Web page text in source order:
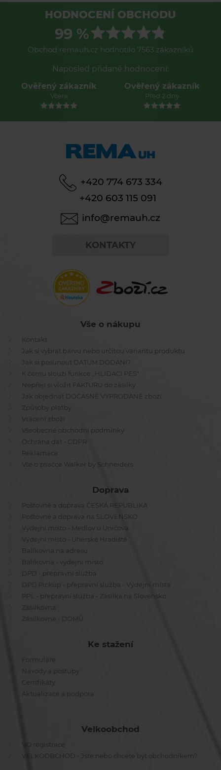
HODNOCENÍ OBCHODU
99 %
Obchod remauh.cz hodnotilo 7563 zákazníků
Naposled přidané hodnocení:
Ověřený zákazník
Před 2 dny
Ověřený zákazník
Před 2 dny
+420 774 673 334
+420 603 115 091
info@remauh.cz
KONTAKTY
Vše o nákupu
Kontakt
Jak si vybrat barvu nebo určitou variantu produktu
Jak si posunout DATUM DODÁNÍ?
K čemu slouží funkce ,,HLÍDACÍ PES"
Nepřeji si vložit FAKTURU do zásilky
Jak objednat DOČASNĚ VYPRODANÉ zboží
Způsoby platby
Vrácení zboží
Všeobecné obchodní podmínky
Ochrana dat - GDPR
Reklamace
Vše o značce Walker by Schneiders
Doprava
Poštovné a doprava ČESKÁ REPUBLIKA
Poštovné a doprava na SLOVENSKO
Výdejní místo - Medlov u Uničova
Výdejní místo - Uherské Hradiště
Balíkovna na adresu
Balíkovna - výdejní místo
DPD - přepravní služba
DPD Pickup - přepravní služba - Výdejní místa
PPL - přepravní služba - Zásilka na Slovensko
Zásilkovna
Zásilkovna - DOMŮ
Ke stažení
Formuláře
Návody a postupy
Certifikáty
Aktualizace a podpora
Velkoobchod
VO registrace
VELKOOBCHOD - Jste nebo chcete být obchodníkem?